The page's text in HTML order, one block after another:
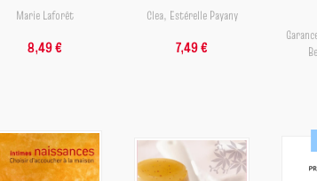
Marie Laforêt
8,49 €
Clea, Estérelle Payany
7,49 €